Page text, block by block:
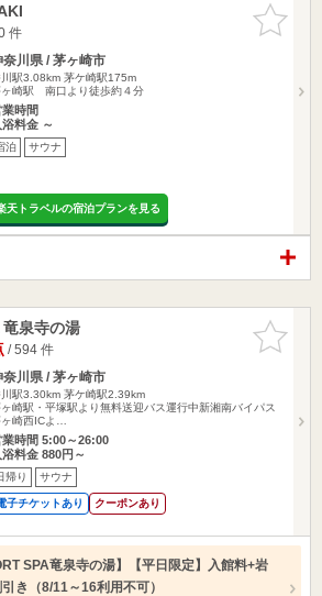
お気に入
りに追加
件
奈川県 / 茅ヶ崎市
駅3.08km 茅ケ崎駅175m
ヶ崎駅 南口より徒歩約４分
業時間
浴料金 ～
泊 サウナ
天トラベルの宿泊プランを見る
お気に入
りに追加
泉寺の湯
/ 594 件
奈川県 / 茅ヶ崎市
駅3.30km 茅ケ崎駅2.39km
崎駅・平塚駅より無料送迎バス運行中新湘南バイパス
崎西ICよ…
業時間 5:00～26:00
浴料金 880円～
帰り サウナ
子チケットあり クーポンあり
SPA竜泉寺の湯】【平日限定】入館料+岩
き（8/11～16利用不可）